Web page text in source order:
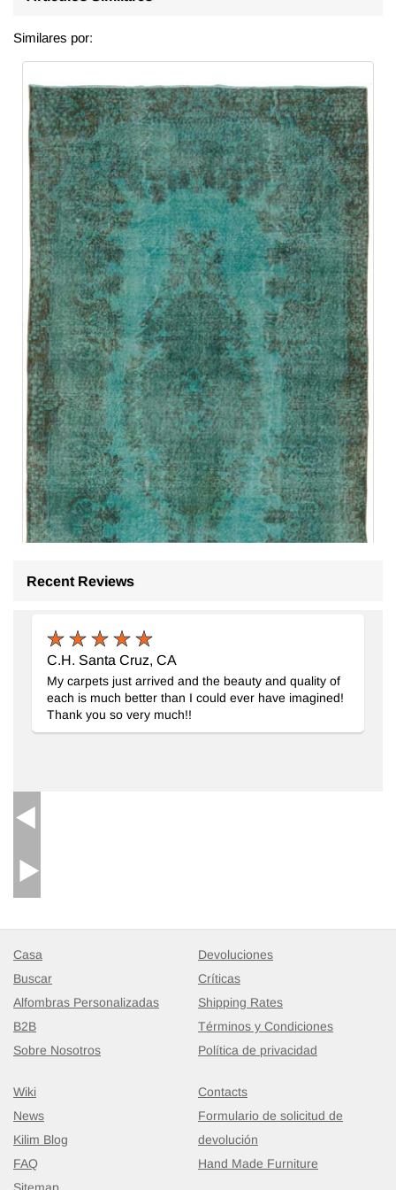
Similares por:
Recent Reviews
C.H. Santa Cruz, CA
My carpets just arrived and the beauty and quality of
each is much better than I could ever have imagined!
Thank you so very much!!
Casa
Buscar
Alfombras Personalizadas
B2B
Sobre Nosotros
Devoluciones
Críticas
Shipping Rates
Términos y Condiciones
Política de privacidad
Wiki
News
Kilim Blog
FAQ
Contacts
Formulario de solicitud de
devolución
Hand Made Furniture